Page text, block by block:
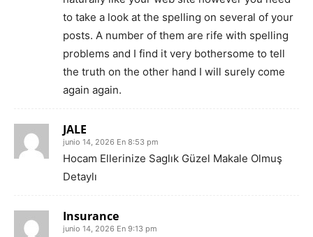
to take a look at the spelling on several of your
posts. A number of them are rife with spelling
problems and I find it very bothersome to tell
the truth on the other hand I will surely come
again again.
JALE
junio 14, 2026 En 8:53 pm
Hocam Ellerinize Saglık Güzel Makale Olmuş
Detaylı
Insurance
junio 14, 2026 En 9:13 pm